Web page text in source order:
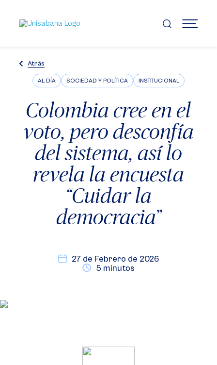
contenido
principal
MENÚ
Atrás
AL DÍA SOCIEDAD Y POLÍTICA INSTITUCIONAL
Colombia cree en el
voto, pero desconfía
del sistema, así lo
revela la encuesta
“Cuidar la
democracia”
27 de Febrero de 2026
5 minutos